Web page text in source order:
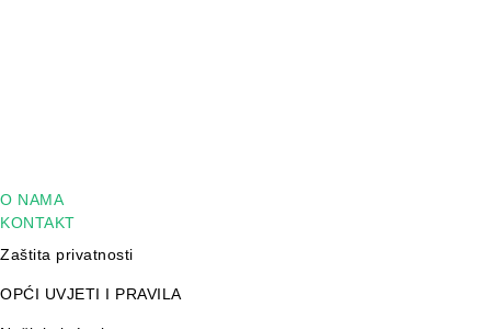
O NAMA
KONTAKT
Zaštita privatnosti
OPĆI UVJETI I PRAVILA